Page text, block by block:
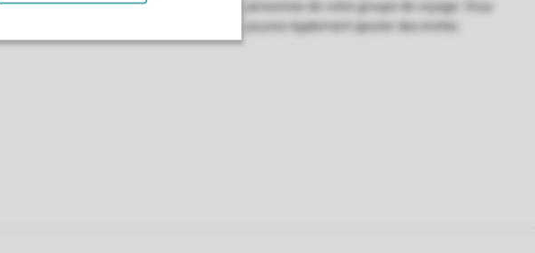
et où vous pouvez le trouver sur
personnes de votre groupe de voyage. Vous
pouvez également ajouter des invités.